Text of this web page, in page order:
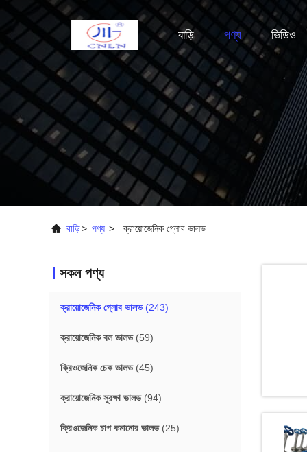
বাড়ি পণ্য ভিডিও
বাড়ি> পণ্য > ক্রায়োজেনিক গ্লোব ভালভ
সকল পণ্য
ক্রায়োজেনিক গ্লোব ভালভ(243)
ক্রায়োজেনিক বল ভালভ(59)
ক্রিওজেনিক চেক ভালভ(45)
ক্রায়োজেনিক সুরক্ষা ভালভ(94)
ক্রিওজেনিক চাপ কমানোর ভালভ(25)